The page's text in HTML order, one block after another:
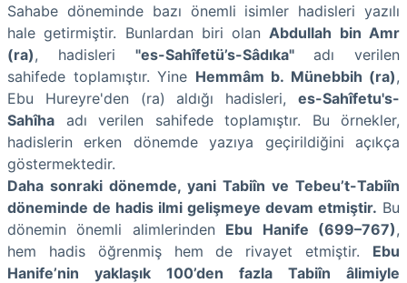
Sahabe döneminde bazı önemli isimler hadisleri yazılı
hale getirmiştir. Bunlardan biri olan Abdullah bin Amr
(ra), hadisleri "es-Sahîfetü’s-Sâdıka"adı verilen
sahifede toplamıştır. Yine Hemmâm b. Münebbih (ra),
Ebu Hureyre'den (ra) aldığı hadisleri, es-Sahîfetu's-
Sahîha adı verilen sahifede toplamıştır. Bu örnekler,
hadislerin erken dönemde yazıya geçirildiğini açıkça
göstermektedir.
Daha sonraki dönemde, yani Tabiîn ve Tebeu’t-Tabiîn
döneminde de hadis ilmi gelişmeye devam etmiştir. Bu
dönemin önemli alimlerinden Ebu Hanife (699–767),
hem hadis öğrenmiş hem de rivayet etmiştir. Ebu
Hanife’nin yaklaşık 100’den fazla Tabiîn âlimiyle